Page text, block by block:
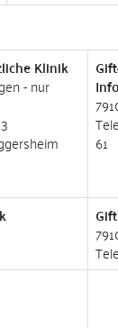
Klinik
- nur
61